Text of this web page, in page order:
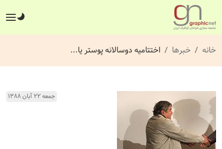
خانه خبرها اختتامیه دوسالانه پوستر یا...
جمعه ۲۲ آبان ۱۳۸۸